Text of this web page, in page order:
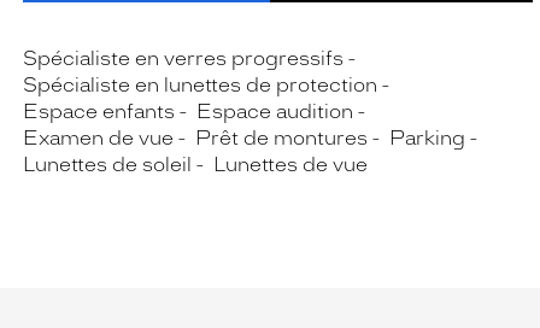
Spécialiste en verres progressifs
Spécialiste en lunettes de protection
Espace enfants
Espace audition
Examen de vue
Prêt de montures
Parking
Lunettes de soleil
Lunettes de vue